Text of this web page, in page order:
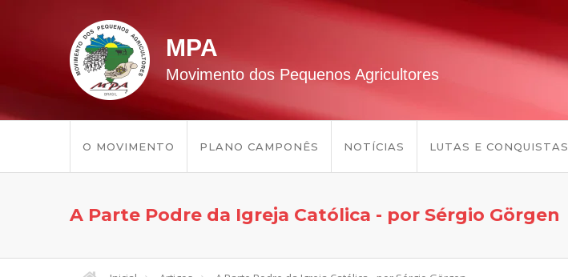
MPA
Movimento dos Pequenos Agricultores
O MOVIMENTO PLANO CAMPONÊS NOTÍCIAS LUTAS E CONQUISTAS
A Parte Podre da Igreja Católica - por Sérgio Görgen